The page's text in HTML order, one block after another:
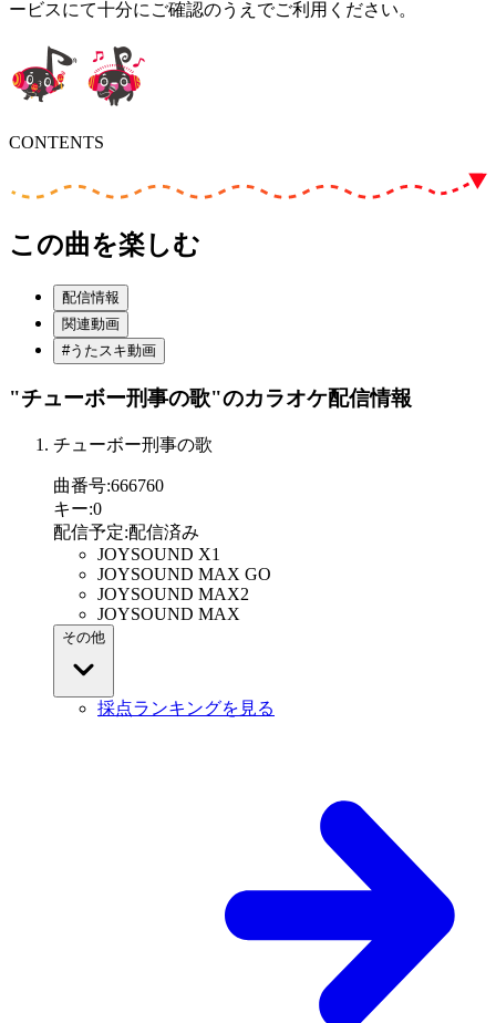
ービスにて十分にご確認のうえでご利用ください。
CONTENTS
この曲を楽しむ
配信情報
関連動画
#うたスキ動画
"チューボー刑事の歌"のカラオケ配信情報
チューボー刑事の歌
曲番号:666760
キー:0
配信予定:配信済み
JOYSOUND X1
JOYSOUND MAX GO
JOYSOUND MAX2
JOYSOUND MAX
その他
採点ランキングを見る